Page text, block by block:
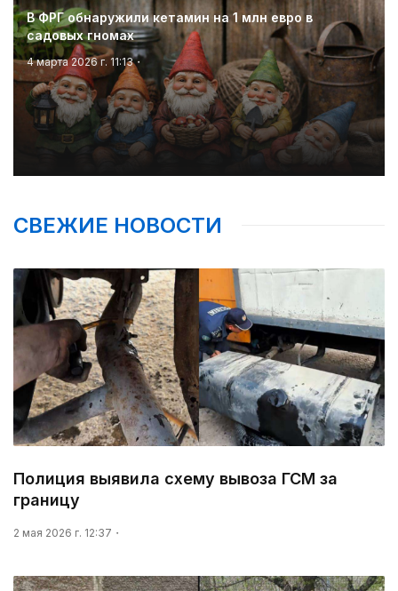
В ФРГ обнаружили кетамин на 1 млн евро в
садовых гномах
4 марта 2026 г. 11:13
СВЕЖИЕ НОВОСТИ
Полиция выявила схему вывоза ГСМ за
границу
2 мая 2026 г. 12:37